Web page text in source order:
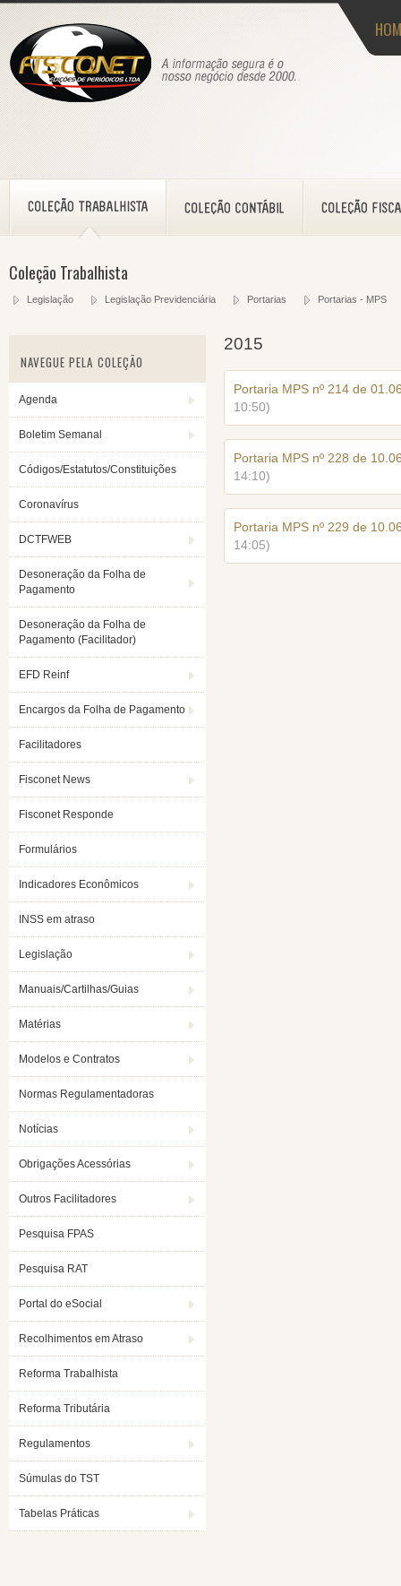
Coleção Trabalhista
Legislação Legislação Previdenciária Portarias Portarias - MPS
NAVEGUE PELA COLEÇÃO
Agenda
Boletim Semanal
Códigos/Estatutos/Constituições
Coronavírus
DCTFWEB
Desoneração da Folha de
Pagamento
Desoneração da Folha de
Pagamento (Facilitador)
EFD Reinf
Encargos da Folha de Pagamento
Facilitadores
Fisconet News
Fisconet Responde
Formulários
Indicadores Econômicos
INSS em atraso
Legislação
Manuais/Cartilhas/Guias
Matérias
Modelos e Contratos
Normas Regulamentadoras
Notícias
Obrigações Acessórias
Outros Facilitadores
Pesquisa FPAS
Pesquisa RAT
Portal do eSocial
Recolhimentos em Atraso
Reforma Trabalhista
Reforma Tributária
Regulamentos
Súmulas do TST
Tabelas Práticas
2015
Portaria MPS nº 214 de
10:50)
Portaria MPS nº 228 de
14:10)
Portaria MPS nº 229 de
14:05)